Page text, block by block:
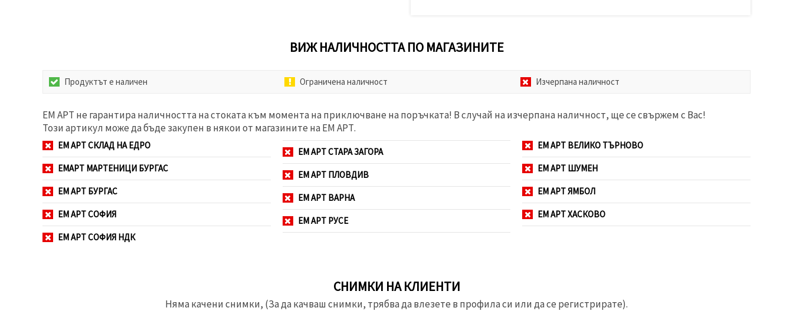
ВИЖ НАЛИЧНОСТТА ПО МАГАЗИНИТЕ
Продуктът е наличен Ограничена наличност Изчерпана наличност
ЕМ АРТ не гарантира наличността на стоката към момента на приключване на поръчката! В случай на изчерпана наличност, ще се свържем с Вас!
Този артикул може да бъде закупен в някои от магазините на ЕМ АРТ.
ЕМ АРТ СКЛАД НА ЕДРО
ЕМАРТ МАРТЕНИЦИ БУРГАС
ЕМ АРТ БУРГАС
ЕМ АРТ СОФИЯ
ЕМ АРТ СОФИЯ НДК
ЕМ АРТ СТАРА ЗАГОРА
ЕМ АРТ ПЛОВДИВ
ЕМ АРТ ВАРНА
ЕМ АРТ РУСЕ
ЕМ АРТ ВЕЛИКО ТЪРНОВО
ЕМ АРТ ШУМЕН
ЕМ АРТ ЯМБОЛ
ЕМ АРТ ХАСКОВО
СНИМКИ НА КЛИЕНТИ
Няма качени снимки, (За да качваш снимки, трябва да влезете в профила си или да се регистрирате).